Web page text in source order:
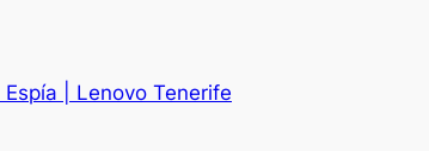
Espía | Lenovo Tenerife